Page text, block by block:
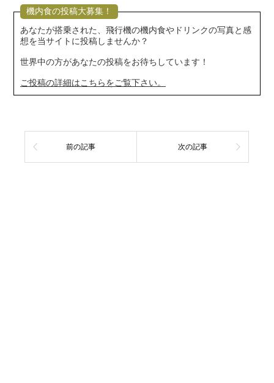
機内食の投稿大募集！
あなたが搭乗された、飛行機の機内食やドリンクの写真と感
想を当サイトに投稿しませんか？
世界中の方があなたの投稿をお待ちしています！
ご投稿の詳細はこちらをご覧下さい。
前の記事 次の記事